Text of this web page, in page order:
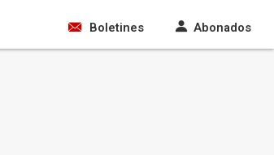
Boletines Abonados